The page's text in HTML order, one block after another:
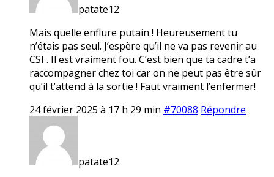
patate12
Mais quelle enflure putain ! Heureusement tu
n’étais pas seul. J’espère qu’il ne va pas revenir au
CSI . Il est vraiment fou. C’est bien que ta cadre t’a
raccompagner chez toi car on ne peut pas être sûr
qu’il t’attend à la sortie ! Faut vraiment l’enfermer!
24 février 2025 à 17 h 29 min #70088 Répondre
patate12